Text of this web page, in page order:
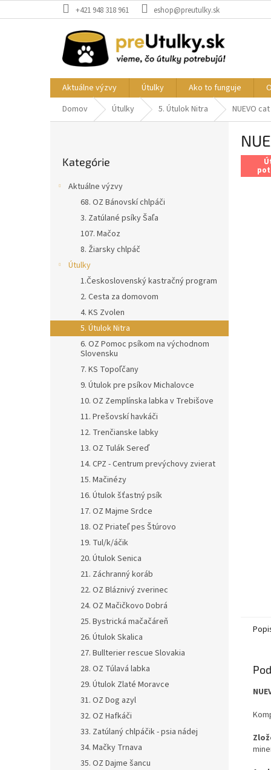
na
+421 948 318 961 eshop@preutulky.sk
Aktuálne výzvy Útulky Ako to funguje
Domov
Útulky 5. Útulok Nitra NUEVO
kategórie
Kategórie
Aktuálne výzvy
68. OZ Bánovskí chlpáči
3. Zatúlané psíky Šaľa
107. Mačoz
8. Žiarsky chlpáč
Útulky
1.Československý kastračný program
2. Cesta za domovom
4. KS Zvolen
5. Útulok Nitra
6. OZ Pomoc psíkom na východnom
Slovensku
7. KS Topoľčany
9. Útulok pre psíkov Michalovce
10. OZ Zemplínska labka v Trebišove
11. Prešovskí havkáči
12. Trenčianske labky
13. OZ Tulák Sereď
14. CPZ - Centrum prevýchovy zvierat
15. Mačinézy
16. Útulok šťastný psík
17. OZ Majme Srdce
18. OZ Priateľ pes Štúrovo
19. Tul/k/áčik
20. Útulok Senica
21. Záchranný koráb
22. OZ Bláznivý zverinec
24. OZ Mačičkovo Dobrá
25. Bystrická mačačáreň
26. Útulok Skalica
27. Bullterier rescue Slovakia
28. OZ Túlavá labka
29. Útulok Zlaté Moravce
31. OZ Dog azyl
32. OZ Hafkáči
33. Zatúlaný chlpáčik - psia nádej
34. Mačky Trnava
35. OZ Dajme šancu